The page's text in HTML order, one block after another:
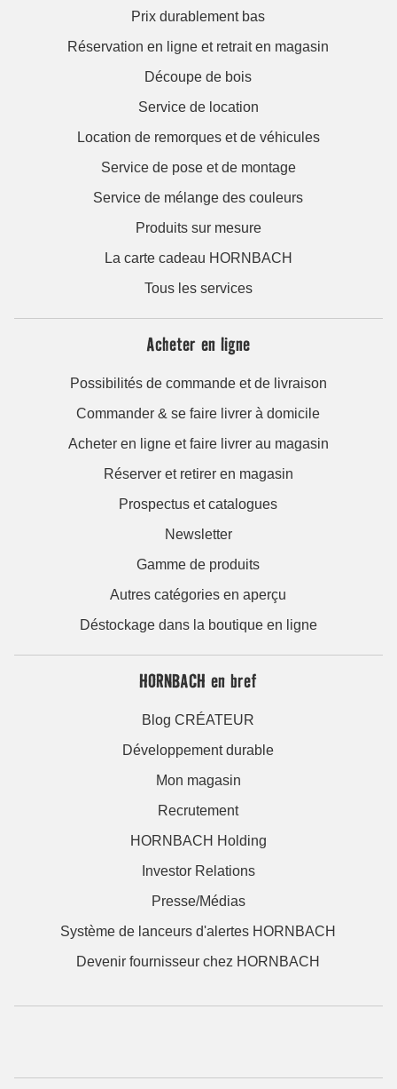
Prix durablement bas
Réservation en ligne et retrait en magasin
Découpe de bois
Service de location
Location de remorques et de véhicules
Service de pose et de montage
Service de mélange des couleurs
Produits sur mesure
La carte cadeau HORNBACH
Tous les services
Acheter en ligne
Possibilités de commande et de livraison
Commander & se faire livrer à domicile
Acheter en ligne et faire livrer au magasin
Réserver et retirer en magasin
Prospectus et catalogues
Newsletter
Gamme de produits
Autres catégories en aperçu
Déstockage dans la boutique en ligne
HORNBACH en bref
Blog CRÉATEUR
Développement durable
Mon magasin
Recrutement
HORNBACH Holding
Investor Relations
Presse/Médias
Système de lanceurs d'alertes HORNBACH
Devenir fournisseur chez HORNBACH